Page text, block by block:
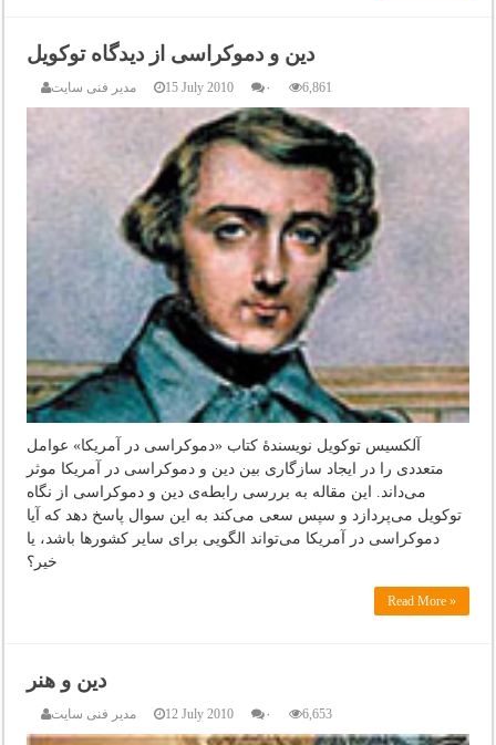
دین و دموکراسی از دیدگاه توکویل
مدیر فنی سایت 15 July 2010 ۰ 6,861
آلکسیس توکويل نویسندۀ کتاب «دموکراسی در آمريکا» عوامل
متعددی را در ايجاد سازگاری بين دين و دموکراسی در آمريکا موثر
می‌داند. اين مقاله به بررسی رابطه‌ی دين و دموکراسی از نگاه
توکويل می‌پردازد و سپس سعی می‌کند به اين سوال پاسخ دهد که آيا
دموکراسی در آمريکا می‌تواند الگويی برای ساير کشورها باشد، يا
خير؟
Read More »
دین و هنر
مدیر فنی سایت 12 July 2010 ۰ 6,653